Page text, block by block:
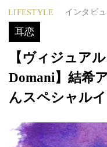
LIFESTYLE インタビ
耳恋
【ヴィジュア
Domani】結希
んスペシャル